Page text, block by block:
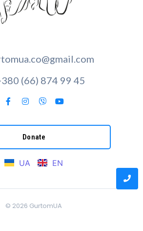
(66) 874 99 45
Donate
UA EN
© 2026 GurtomUA